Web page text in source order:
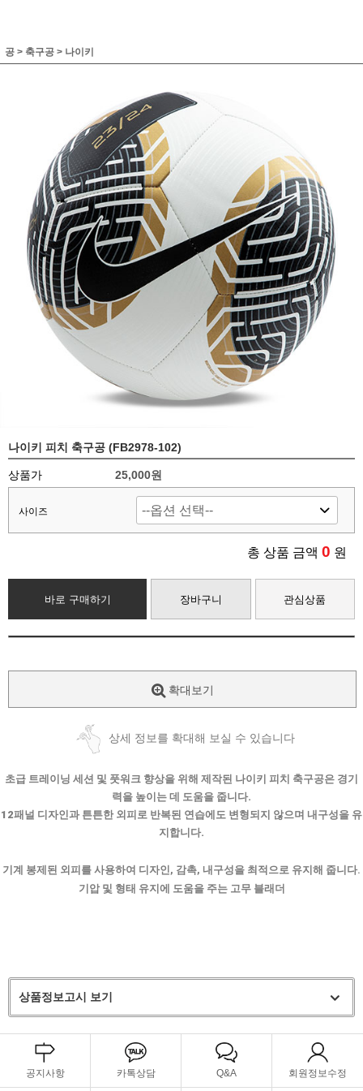
공 > 축구공 > 나이키
나이키 피치 축구공 (FB2978-102)
상품가 25,000원
사이즈
총 상품 금액 0 원
바로 구매하기 장바구니 관심상품
확대보기
상세 정보를 확대해 보실 수 있습니다
초급 트레이닝 세션 및 풋워크 향상을 위해 제작된 나이키 피치 축구공은 경기
력을 높이는 데 도움을 줍니다.
12패널 디자인과 튼튼한 외피로 반복된 연습에도 변형되지 않으며 내구성을 유
지합니다.
기계 봉제된 외피를 사용하여 디자인, 감촉, 내구성을 최적으로 유지해 줍니다.
기압 및 형태 유지에 도움을 주는 고무 블래더
상품정보고시 보기
공지사항 카톡상담 Q&A 회원정보수정